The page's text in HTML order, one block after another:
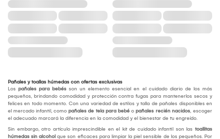
Pañales y toallas húmedas con ofertas exclusivas
Los pañales para bebés son un elemento esencial en el cuidado diario de los más
pequeños, brindando comodidad y protección contra fugas para mantenerlos secos y
felices en todo momento. Con una variedad de estilos y talla de pañales disponibles en
el mercado infantil, como pañales de tela para bebé o pañales recién nacidos, escoger
el adecuado marcará la diferencia en la comodidad y el bienestar de tu engreído.
Sin embargo, otro artículo imprescindible en el kit de cuidado infantil son las toallitas
húmedas sin alcohol que son eficaces para limpiar la piel sensible de los pequeños. Por